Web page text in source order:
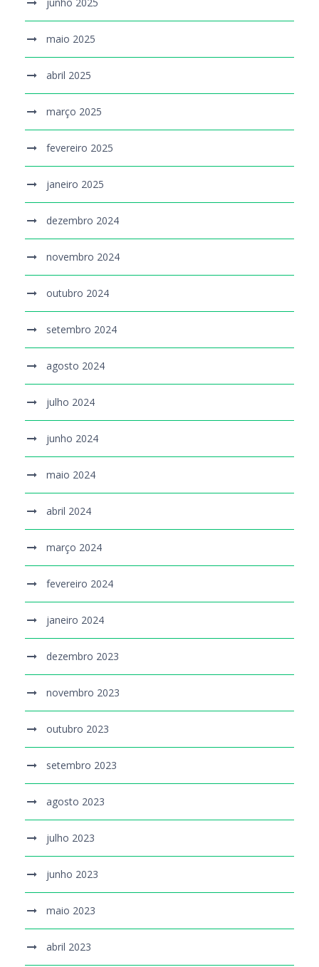
junho 2025
maio 2025
abril 2025
março 2025
fevereiro 2025
janeiro 2025
dezembro 2024
novembro 2024
outubro 2024
setembro 2024
agosto 2024
julho 2024
junho 2024
maio 2024
abril 2024
março 2024
fevereiro 2024
janeiro 2024
dezembro 2023
novembro 2023
outubro 2023
setembro 2023
agosto 2023
julho 2023
junho 2023
maio 2023
abril 2023